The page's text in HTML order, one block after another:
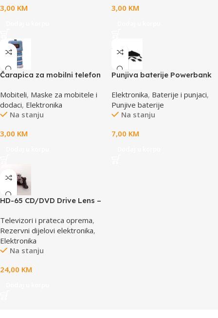
3,00 KM
3,00 KM
Čarapica za mobilni telefon
65x100mm
Mobiteli, Maske za mobitele i
dodaci, Elektronika
Na stanju
3,00 KM
Punjiva baterije Powerbank
168267 MANHATTAN
Elektronika, Baterije i punjaci,
Punjive baterije
Na stanju
7,00 KM
HD-65 CD/DVD Drive Lens –
Televizori i prateca oprema,
Rezervni dijelovi elektronika,
Elektronika
Na stanju
24,00 KM